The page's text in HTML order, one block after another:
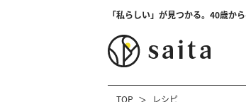
「私らしい」が見つかる。40歳か
TOP レシピ